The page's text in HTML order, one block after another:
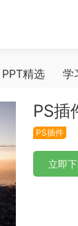
PPT精选 学
PS插
PS插件
立即